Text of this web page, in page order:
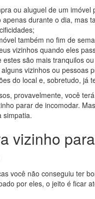
ou aluguel de um
apenas durante o dia, mas
também no fim de
vizinhos quando eles
estes são mais tranquilos
vizinhos ou pessoas
do local e, sobretudo, já
provavelmente, você
parar de incomodar.
simpatia.
vizinho
você não conseguiu ter
por eles, o jeito é ficar